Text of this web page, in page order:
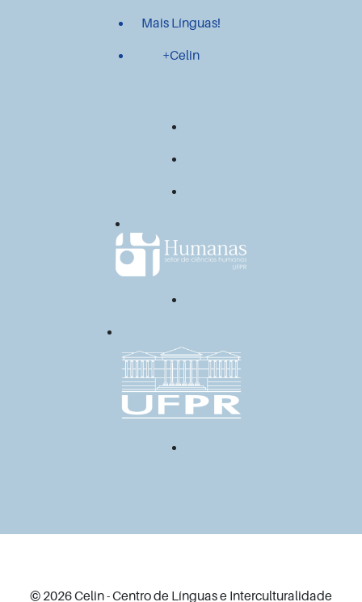
Mais Línguas!
+Celin
© 2026 Celin - Centro de Línguas e Interculturalidade